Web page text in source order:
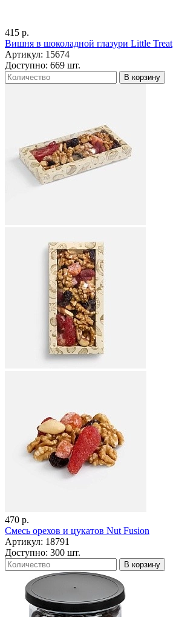
415 р.
Вишня в шоколадной глазури Little Treat
Артикул: 15674
Доступно: 669 шт.
В корзину
470 р.
Смесь орехов и цукатов Nut Fusion
Артикул: 18791
Доступно: 300 шт.
В корзину